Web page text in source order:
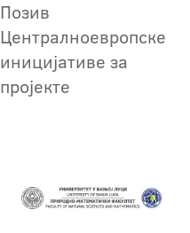
Позив
Централноевропске
иницијативе за
пројекте